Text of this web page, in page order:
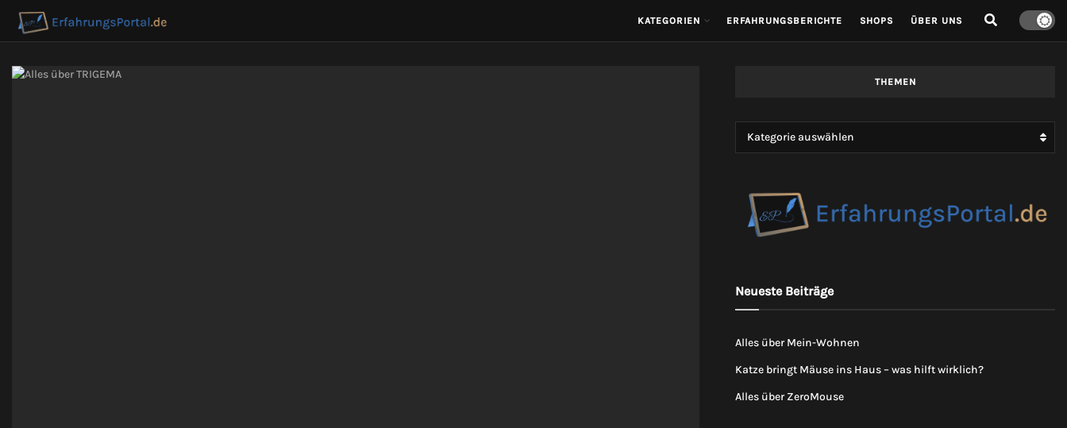
KATEGORIEN ERFAHRUNGSBERICHTE SHOPS ÜBER UNS
THEMEN
Kategorie auswählen
Neueste Beiträge
Alles über Mein-Wohnen
Katze bringt Mäuse ins Haus – was hilft wirklich?
Alles über ZeroMouse